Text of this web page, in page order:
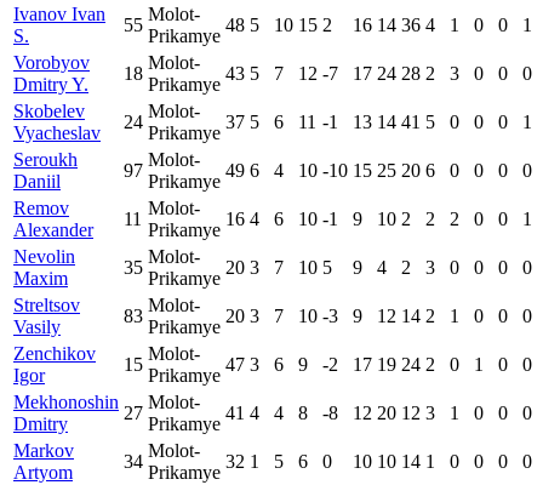
Ivanov Ivan
S.
55
Molot-
Prikamye
48 5 10 15 2 16 14 36 4 1 0 0
1
Vorobyov
Dmitry Y.
18
Molot-
Prikamye
43 5 7 12 -7 17 24 28 2 3 0 0
0
Skobelev
Vyacheslav
24
Molot-
Prikamye
37 5 6 11 -1 13 14 41 5 0 0 0
1
Seroukh
Daniil
97
Molot-
Prikamye
49 6 4 10 -10 15 25 20 6 0 0 0
0
Remov
Alexander
11
Molot-
Prikamye
16 4 6 10 -1 9 10 2 2 2 0 0
1
Nevolin
Maxim
35
Molot-
Prikamye
20 3 7 10 5 9 4 2 3 0 0 0
0
Streltsov
Vasily
83
Molot-
Prikamye
20 3 7 10 -3 9 12 14 2 1 0 0
0
Zenchikov
Igor
15
Molot-
Prikamye
47 3 6 9 -2 17 19 24 2 0 1 0
0
Mekhonoshin
Dmitry
27
Molot-
Prikamye
41 4 4 8 -8 12 20 12 3 1 0 0
0
Markov
Artyom
34
Molot-
Prikamye
32 1 5 6 0 10 10 14 1 0 0 0
0